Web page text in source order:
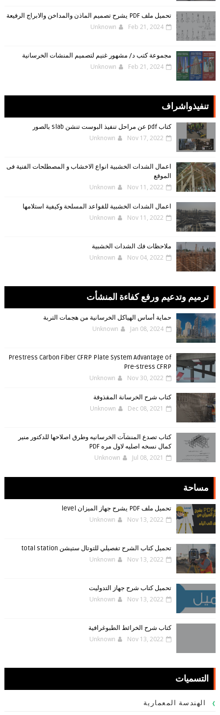
تحميل ملف PDF يشرح تصميم الماذن والمداخن والابراج الرفيعة
Unknown Feb 21, 2024
مجموعة كتب د/ مشهور غنيم لتصميم المنشات الخرسانية
Unknown Feb 21, 2024
تنفيذواشراف
كتاب pdf عن مراحل تنفيذ البوست تنشن slab بالصور
Unknown Nov 17, 2022
اعمال الشدات الخشبية انواع الاخشاب و المصطلحات الفنية فى
الموقع
Unknown Nov 11, 2022
اعمال الشدات الخشبية للقواعد المسلحة وكيفية استلامها
Unknown Nov 11, 2022
ملاحظات فك الشدات الخشبية
Unknown Nov 04, 2022
ترميم وتدعيم ورفع كفاءة المنشأت
حماية أساس الهياكل الخرسانية من هجمات التربة
Unknown Jan 08, 2024
Prestress Carbon Fiber CFRP Plate System Advantage of
Pre-stress CFRP
Unknown Nov 30, 2022
كتاب شرح الخرسانة المقذوفة
Unknown Dec 08, 2021
كتاب تصدع المنشآت الخرسانيه وطرق اصلاحها للدكتور منير
كمال نسخه اصليه لاول مره PDF
Unknown Jul 08, 2021
مساحة
تحميل ملف PDF يشرح جهاز الميزان level
Unknown Nov 13, 2022
تحميل كتاب الشرح تفصيلي للتوتال ستيشن total station
Unknown Nov 13, 2022
تحميل كتاب شرح جهاز التدوليت
Unknown Nov 13, 2022
كتاب شرح الخرائط الطبوغرافية
Unknown Nov 13, 2022
التسميات
الهندسة المعمارية